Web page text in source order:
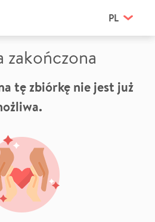
PL
zakończona
tę zbiórkę nie jest już